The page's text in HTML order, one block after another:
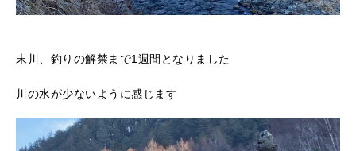
末川、釣りの解禁まで1週間となりました
川の水が少ないように感じます